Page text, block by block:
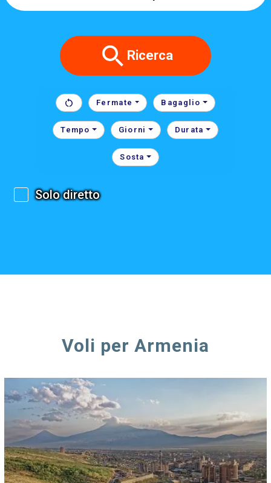
Ricerca
Fermate Bagaglio
Tempo Giorni Durata
Sosta
Solo diretto
Voli per Armenia